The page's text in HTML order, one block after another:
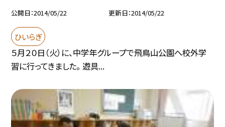
公開日 2014/05/22 更新日 2014/05/22
ひいらぎ
５月２０日（火）に、中学年グループで飛鳥山公園へ校外学
習に行ってきました。 遊具...